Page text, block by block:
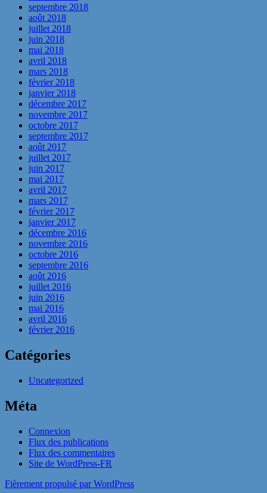
septembre 2018
août 2018
juillet 2018
juin 2018
mai 2018
avril 2018
mars 2018
février 2018
janvier 2018
décembre 2017
novembre 2017
octobre 2017
septembre 2017
août 2017
juillet 2017
juin 2017
mai 2017
avril 2017
mars 2017
février 2017
janvier 2017
décembre 2016
novembre 2016
octobre 2016
septembre 2016
août 2016
juillet 2016
juin 2016
mai 2016
avril 2016
février 2016
Catégories
Uncategorized
Méta
Connexion
Flux des publications
Flux des commentaires
Site de WordPress-FR
Fièrement propulsé par WordPress